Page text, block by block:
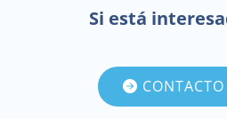
Si está
CONTACTO